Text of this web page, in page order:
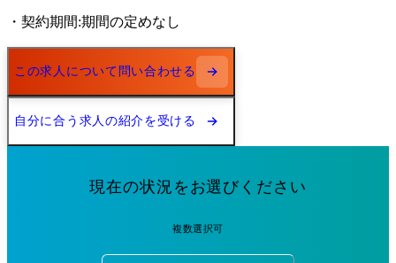
・契約期間:期間の定めなし
この求人について問い合わせる
自分に合う求人の紹介を受ける
現在の状況をお選びください
複数選択可